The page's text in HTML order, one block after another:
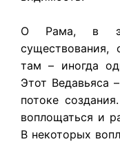
О Рама, в
существования,
там – иногда
Этот Ведавьяса
потоке
воплощаться и
В некоторых